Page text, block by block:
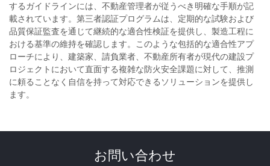
するガイドラインには、不動産管理者が従うべき明確な手順が記
載されています。第三者認証プログラムは、定期的な試験および
品質保証監査を通じて継続的な適合性検証を提供し、製造工程に
おける基準の維持を確認します。このような包括的な適合性アプ
ローチにより、建築家、請負業者、不動産所有者が現代の建設プ
ロジェクトにおいて直面する複雑な防火安全課題に対して、推測
に頼ることなく自信を持って対応できるソリューションを提供し
ます。
お問い合わせ